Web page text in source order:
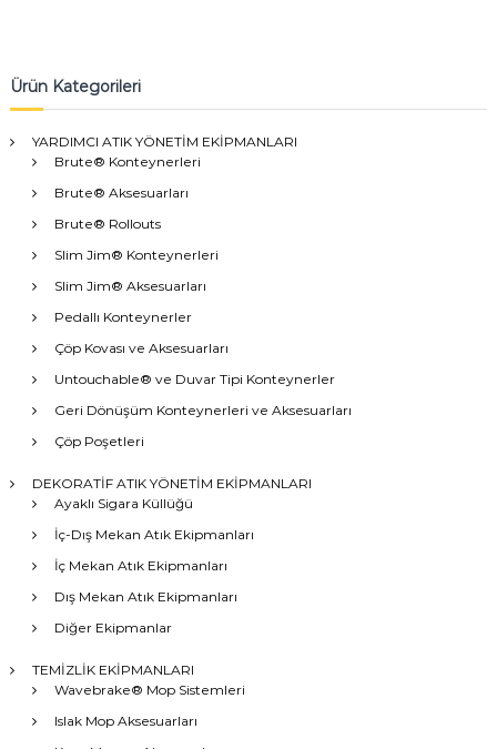
Ürün Kategorileri
YARDIMCI ATIK YÖNETİM EKİPMANLARI
Brute® Konteynerleri
Brute® Aksesuarları
Brute® Rollouts
Slim Jim® Konteynerleri
Slim Jim® Aksesuarları
Pedallı Konteynerler
Çöp Kovası ve Aksesuarları
Untouchable® ve Duvar Tipi Konteynerler
Geri Dönüşüm Konteynerleri ve Aksesuarları
Çöp Poşetleri
DEKORATİF ATIK YÖNETİM EKİPMANLARI
Ayaklı Sigara Küllüğü
İç-Dış Mekan Atık Ekipmanları
İç Mekan Atık Ekipmanları
Dış Mekan Atık Ekipmanları
Diğer Ekipmanlar
TEMİZLİK EKİPMANLARI
Wavebrake® Mop Sistemleri
Islak Mop Aksesuarları